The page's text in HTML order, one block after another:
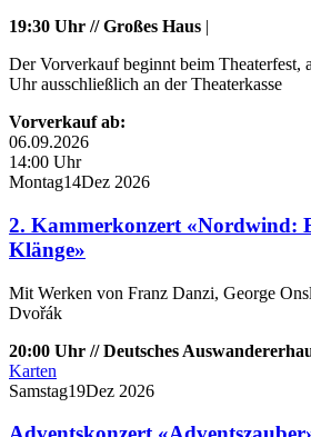
19:30 Uhr // Großes Haus |
Der Vorverkauf beginnt beim Theaterfest,
Uhr ausschließlich an der Theaterkasse
Vorverkauf ab:
06.09.2026
14:00 Uhr
Montag14Dez 2026
2. Kammerkonzert «Nordwind:
Klänge»
Mit Werken von Franz Danzi, George
Dvořák
20:00 Uhr // Deutsches
Karten
Samstag19Dez 2026